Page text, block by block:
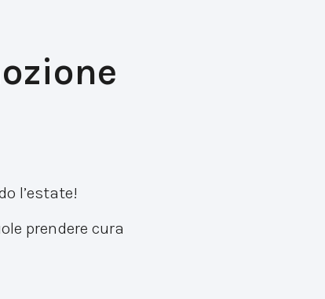
l’estate!
prendere cura